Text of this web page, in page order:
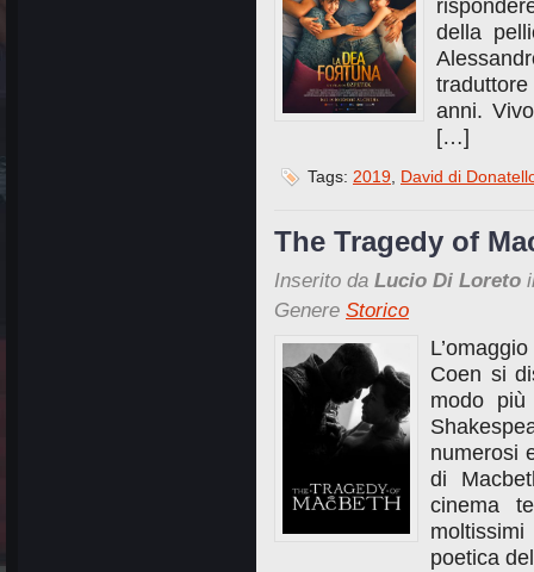
della
anni.
[…]
Tags: 2019, David di
The Tragedy of
Inserito da Lucio Di Loreto
Genere Storico
Coen si
modo più
numerosi
di
cinema
poetica